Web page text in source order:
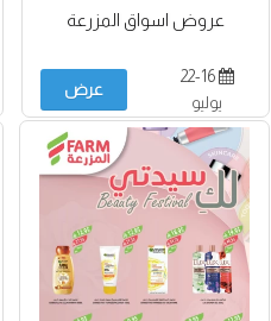
عروض اسواق المزرعة
22-16
يوليو
عرض